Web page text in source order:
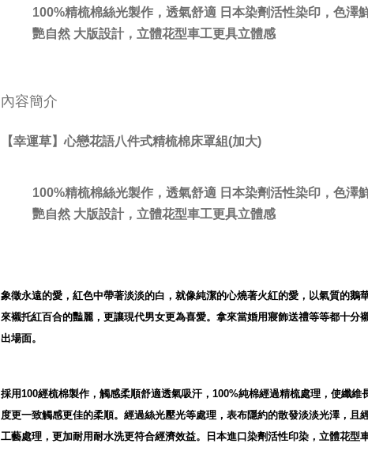
100%精梳棉絲光製作，透氣舒適 日本染劑活性染印，色澤
艷自然 大版設計，立體花型車工更具立體感
內容簡介
【幸運草】心戀花語八件式精梳棉床罩組(加大)
100%精梳棉絲光製作，透氣舒適 日本染劑活性染印，色澤
艷自然 大版設計，立體花型車工更具立體感
象徵永遠的愛，紅色中帶著淡淡的白，就像純潔的心燒著火紅的愛，以氣質的鵝
來襯托紅百合的豔麗，更讓現代男女更為喜愛。拿來當婚用寢飾送禮等等都十分
出場面。
採用100經梳棉製作，觸感柔順舒適透氣吸汗， 100%純棉經過精梳處理，使纖維
度更一致觸感更佳的柔順。經過絲光壓光等處理，表布隱約的散發淡淡光澤，且
工藝處理，更加耐用耐水洗更符合經濟效益。日本進口染劑活性印染，立體花型